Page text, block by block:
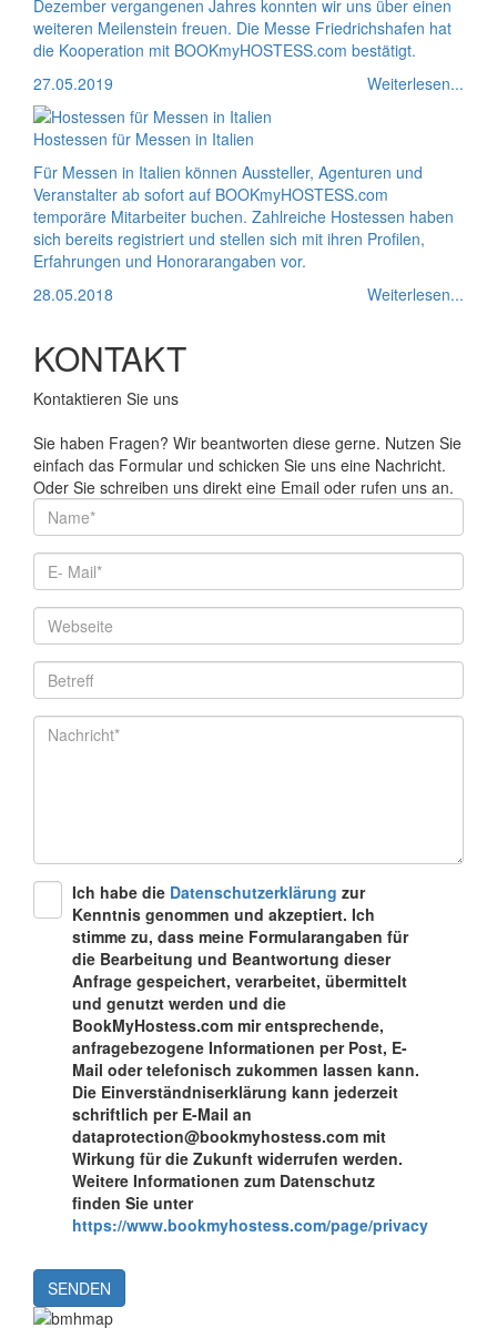
Dezember vergangenen Jahres konnten wir uns über einen
weiteren Meilenstein freuen. Die Messe Friedrichshafen hat
die Kooperation mit BOOKmyHOSTESS.com bestätigt.
27.05.2019
Weiterlesen...
Hostessen für Messen in Italien
Für Messen in Italien können Aussteller, Agenturen und
Veranstalter ab sofort auf BOOKmyHOSTESS.com
temporäre Mitarbeiter buchen. Zahlreiche Hostessen haben
sich bereits registriert und stellen sich mit ihren Profilen,
Erfahrungen und Honorarangaben vor.
28.05.2018
Weiterlesen...
KONTAKT
Kontaktieren Sie uns
Sie haben Fragen? Wir beantworten diese gerne. Nutzen Sie
einfach das Formular und schicken Sie uns eine Nachricht.
Oder Sie schreiben uns direkt eine Email oder rufen uns an.
Ich habe die Datenschutzerklärung zur
Kenntnis genommen und akzeptiert. Ich
stimme zu, dass meine Formularangaben für
die Bearbeitung und Beantwortung dieser
Anfrage gespeichert, verarbeitet, übermittelt
und genutzt werden und die
BookMyHostess.com mir entsprechende,
anfragebezogene Informationen per Post, E-
Mail oder telefonisch zukommen lassen kann.
Die Einverständniserklärung kann jederzeit
schriftlich per E-Mail an
dataprotection@bookmyhostess.com mit
Wirkung für die Zukunft widerrufen werden.
Weitere Informationen zum Datenschutz
finden Sie unter
https://www.bookmyhostess.com/page/privacy
SENDEN